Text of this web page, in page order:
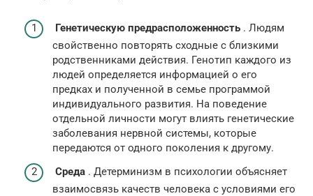
Генетическую предрасположенность . Людям
свойственно повторять сходные с близкими
родственниками действия. Генотип каждого из
людей определяется информацией о его
предках и полученной в семье программой
индивидуального развития. На поведение
отдельной личности могут влиять генетические
заболевания нервной системы, которые
передаются от одного поколения к другому.
Среда . Детерминизм в психологии объясняет
взаимосвязь качеств человека с условиями его